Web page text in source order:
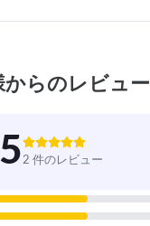
からのレビュー
2 件のレビュー